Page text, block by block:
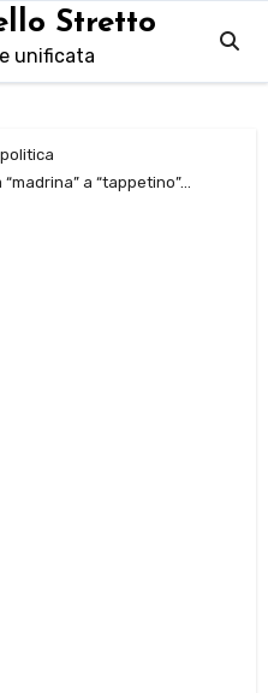
Stretto
unificata
politica
a “tappetino”…